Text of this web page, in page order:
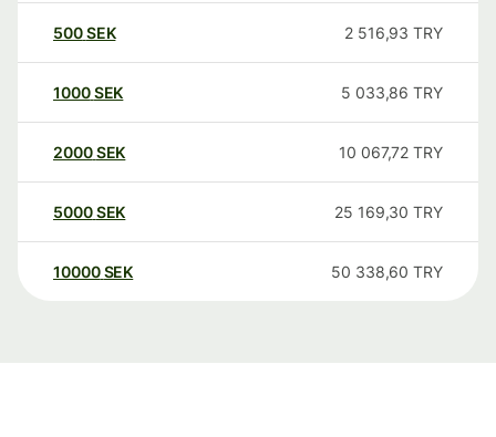
500SEK 2 516,93 TRY
1000SEK 5 033,86 TRY
2000SEK 10 067,72 TRY
5000SEK 25 169,30 TRY
10000 SEK 50 338,60 TRY